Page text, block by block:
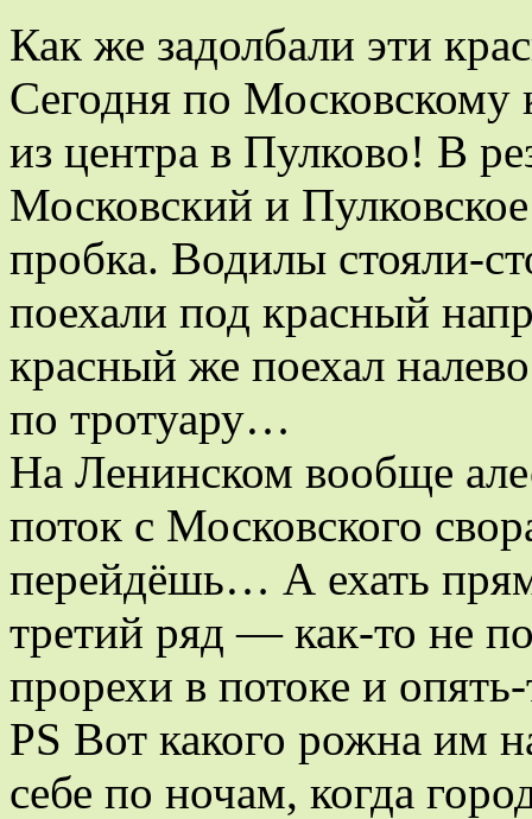
Как же задолбали эти
Сегодня по
из центра в Пулково! В
Московский и
пробка. Водилы стояли-
поехали под красный
красный же поехал
по тротуару…
На Ленинском вообще
поток с Московского
перейдёшь… А ехать
третий ряд — как-то не
прорехи в потоке и
PS Вот какого рожна им
себе по ночам, когда